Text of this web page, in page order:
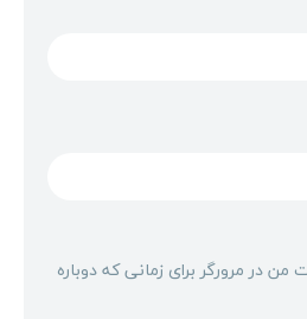
من در مرورگر برای زمانی که دوباره